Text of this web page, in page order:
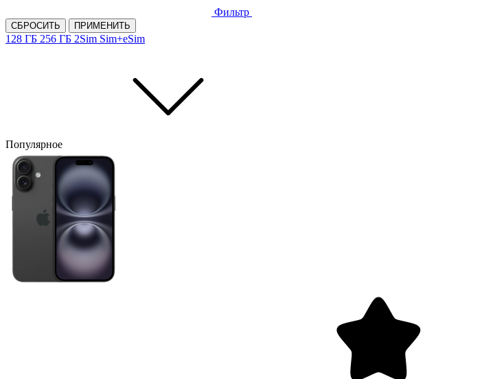
Фильтр
СБРОСИТЬ ПРИМЕНИТЬ
128 ГБ 256 ГБ 2Sim Sim+eSim
Популярное